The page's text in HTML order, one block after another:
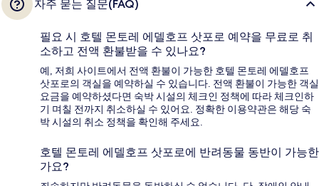
자주 묻는 질문(FAQ)
필요 시 호텔 몬토레 에델호프 삿포로 예약을 무료로 취
소하고 전액 환불받을 수 있나요?
예, 저희 사이트에서 전액 환불이 가능한 호텔 몬토레 에델호프
삿포로의 객실을 예약하실 수 있습니다. 전액 환불이 가능한 객실
요금을 예약하셨다면 숙박 시설의 체크인 정책에 따라 체크인하
기 며칠 전까지 취소하실 수 있어요. 정확한 이용약관은 해당 숙
박 시설의 취소 정책을 확인해 주세요.
호텔 몬토레 에델호프 삿포로에 반려동물 동반이 가능한
가요?